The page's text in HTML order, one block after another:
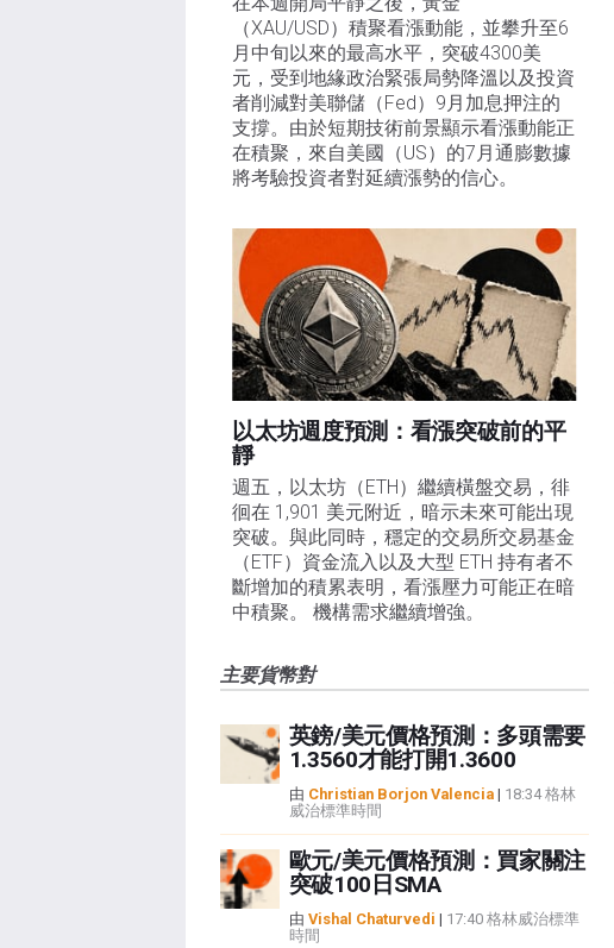
（XAU/USD）積聚看漲動能，並攀升至6
月中旬以來的最高水平，突破4300美
元，受到地緣政治緊張局勢降溫以及投資
者削減對美聯儲（Fed）9月加息押注的
支撐。由於短期技術前景顯示看漲動能正
在積聚，來自美國（US）的7月通膨數據
將考驗投資者對延續漲勢的信心。
以太坊週度預測：看漲突破前的平
靜
週五，以太坊（ETH）繼續橫盤交易，徘
徊在 1,901 美元附近，暗示未來可能出現
突破。與此同時，穩定的交易所交易基金
（ETF）資金流入以及大型 ETH 持有者不
斷增加的積累表明，看漲壓力可能正在暗
中積聚。 機構需求繼續增強。
主要貨幣對
英鎊/美元價格預測：多頭需要
1.3560才能打開1.3600
由 Christian Borjon Valencia| 18:34 格林
威治標準時間
歐元/美元價格預測：買家關注
突破100日SMA
由 Vishal Chaturvedi | 17:40 格林威治標準
時間